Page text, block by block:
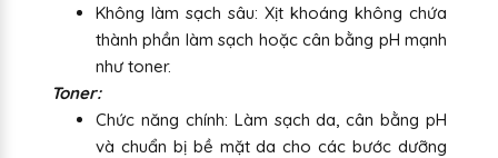
Không làm sạch sâu: Xịt khoáng không chứa
thành phần làm sạch hoặc cân bằng pH mạnh
như toner.
Toner:
Chức năng chính: Làm sạch da, cân bằng pH
và chuẩn bị bề mặt da cho các bước dưỡng